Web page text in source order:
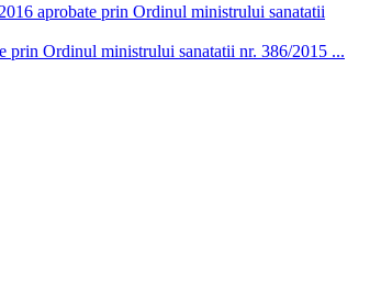
aprobate prin Ordinul ministrului sanatatii
prin Ordinul ministrului sanatatii nr. 386/2015 ...